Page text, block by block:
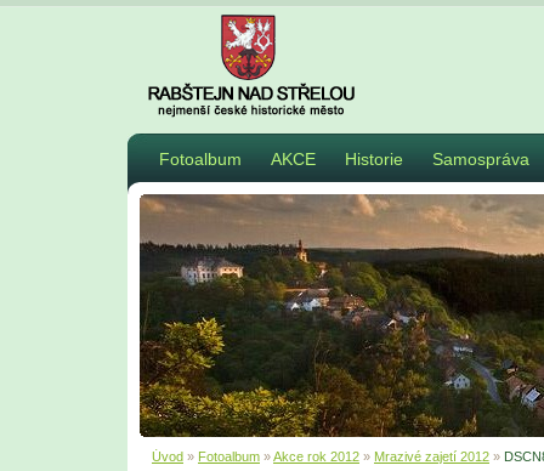
Fotoalbum AKCE Historie Samospráva
Úvod » Fotoalbum »Akce rok 2012 » Mrazivé zajetí 2012 »